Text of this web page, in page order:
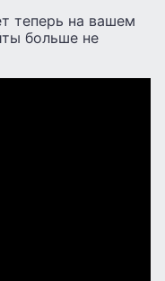
теперь на вашем
больше не